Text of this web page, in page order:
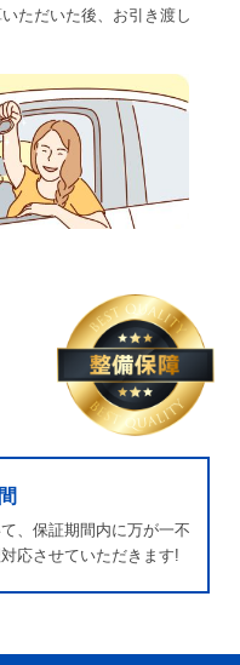
ただいた後、お引き渡し
、保証期間内に万が一不
応させていただきます!